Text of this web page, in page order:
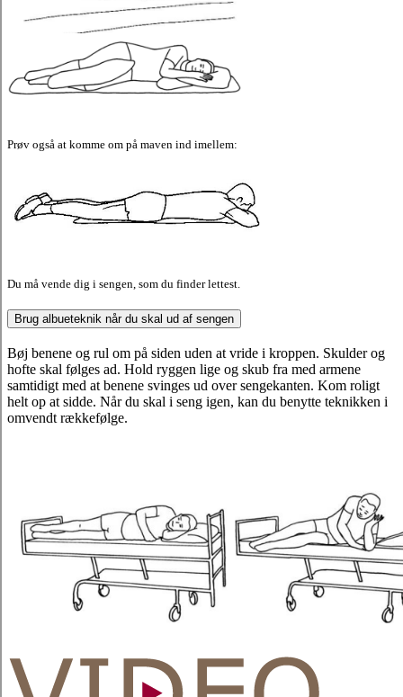
Prøv også at komme om på maven ind imellem:
Du må vende dig i sengen, som du finder lettest.
Brug albueteknik når du skal ud af sengen
Bøj benene og rul om på siden uden at vride i kroppen. Skulder og
hofte skal følges ad. Hold ryggen lige og skub fra med armene
samtidigt med at benene svinges ud over sengekanten. Kom roligt
helt op at sidde. Når du skal i seng igen, kan du benytte teknikken i
omvendt rækkefølge.